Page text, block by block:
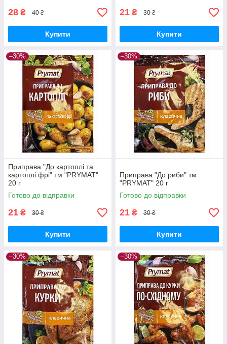
28 ₴ 40 ₴
Купити
21 ₴ 30 ₴
Купити
–30%
Приправа "До картоплі та
картоплі фрі" тм "PRYMAT"
20 г
Готово до відправки
21 ₴ 30 ₴
Купити
–30%
Приправа "До риби" тм
"PRYMAT" 20 г
Готово до відправки
21 ₴ 30 ₴
Купити
–30% –30%